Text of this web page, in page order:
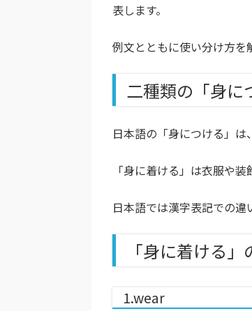
表します。
例文とともに使い分け方を
二種類の「身に
日本語の「身につける」は
「身に着ける」は衣服や
日本語では漢字表記での違
「身に着ける
1.wear